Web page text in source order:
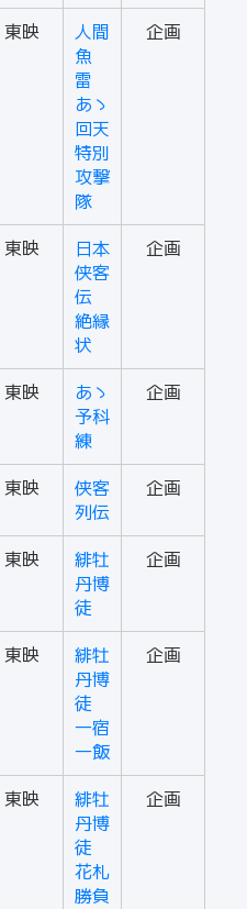
東映
人間
魚
雷
あゝ
回天
特別
攻撃
隊
企画
東映
日本
侠客
伝
絶縁
状
企画
東映
あゝ
予科
練
企画
東映
侠客
列伝
企画
東映
緋牡
丹博
徒
企画
東映
緋牡
丹博
徒
一宿
一飯
企画
東映
緋牡
丹博
徒
花札
勝負
企画